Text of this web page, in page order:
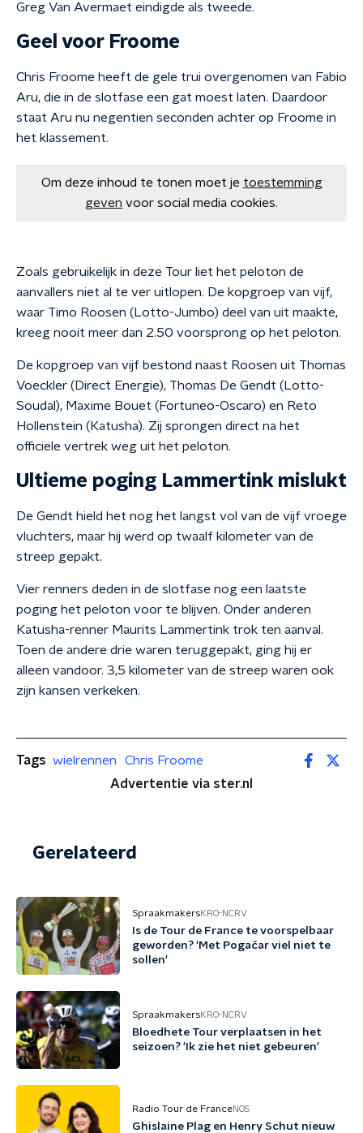
Greg Van Avermaet eindigde als tweede.
Geel voor Froome
Chris Froome heeft de gele trui overgenomen van Fabio
Aru, die in de slotfase een gat moest laten. Daardoor
staat Aru nu negentien seconden achter op Froome in
het klassement.
Om deze inhoud te tonen moet je toestemming
geven voor social media cookies.
Zoals gebruikelijk in deze Tour liet het peloton de
aanvallers niet al te ver uitlopen. De kopgroep van vijf,
waar Timo Roosen (Lotto-Jumbo) deel van uit maakte,
kreeg nooit meer dan 2.50 voorsprong op het peloton.
De kopgroep van vijf bestond naast Roosen uit Thomas
Voeckler (Direct Energie), Thomas De Gendt (Lotto-
Soudal), Maxime Bouet (Fortuneo-Oscaro) en Reto
Hollenstein (Katusha). Zij sprongen direct na het
officiële vertrek weg uit het peloton.
Ultieme poging Lammertink mislukt
De Gendt hield het nog het langst vol van de vijf vroege
vluchters, maar hij werd op twaalf kilometer van de
streep gepakt.
Vier renners deden in de slotfase nog een laatste
poging het peloton voor te blijven. Onder anderen
Katusha-renner Maurits Lammertink trok ten aanval.
Toen de andere drie waren teruggepakt, ging hij er
alleen vandoor. 3,5 kilometer van de streep waren ook
zijn kansen verkeken.
Tags wielrennen
Chris Froome
Advertentie via ster.nl
Gerelateerd
SpraakmakersKRO-NCRV
Is de Tour de France te voorspelbaar
geworden? 'Met Pogačar viel niet te
sollen'
SpraakmakersKRO-NCRV
Bloedhete Tour verplaatsen in het
seizoen? 'Ik zie het niet gebeuren'
Radio Tour de FranceNOS
Ghislaine Plag en Henry Schut nieuw